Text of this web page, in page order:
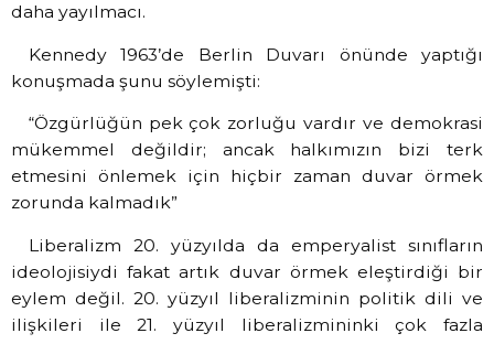
daha yayılmacı.
Kennedy 1963’de Berlin Duvarı önünde yaptığı
konuşmada şunu söylemişti:
“Özgürlüğün pek çok zorluğu vardır ve demokrasi
mükemmel değildir; ancak halkımızın bizi terk
etmesini önlemek için hiçbir zaman duvar örmek
zorunda kalmadık”
Liberalizm 20. yüzyılda da emperyalist sınıfların
ideolojisiydi fakat artık duvar örmek eleştirdiği bir
eylem değil. 20. yüzyıl liberalizminin politik dili ve
ilişkileri ile 21. yüzyıl liberalizmininki çok fazla